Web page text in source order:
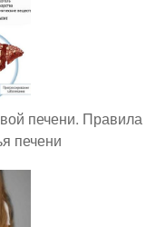
печени. Правила
печени